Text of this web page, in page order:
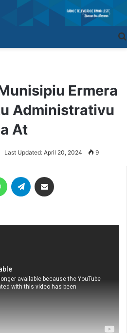
Ermera
Administrativu
At
Last Updated: April 20, 2024 9